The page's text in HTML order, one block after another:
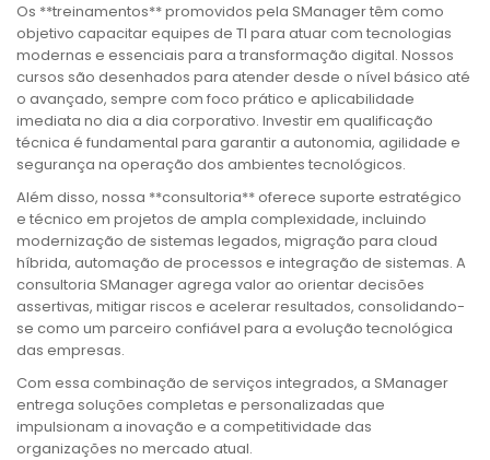
Os **treinamentos** promovidos pela SManager têm como
objetivo capacitar equipes de TI para atuar com tecnologias
modernas e essenciais para a transformação digital. Nossos
cursos são desenhados para atender desde o nível básico até
o avançado, sempre com foco prático e aplicabilidade
imediata no dia a dia corporativo. Investir em qualificação
técnica é fundamental para garantir a autonomia, agilidade e
segurança na operação dos ambientes tecnológicos.
Além disso, nossa **consultoria** oferece suporte estratégico
e técnico em projetos de ampla complexidade, incluindo
modernização de sistemas legados, migração para cloud
híbrida, automação de processos e integração de sistemas. A
consultoria SManager agrega valor ao orientar decisões
assertivas, mitigar riscos e acelerar resultados, consolidando-
se como um parceiro confiável para a evolução tecnológica
das empresas.
Com essa combinação de serviços integrados, a SManager
entrega soluções completas e personalizadas que
impulsionam a inovação e a competitividade das
organizações no mercado atual.